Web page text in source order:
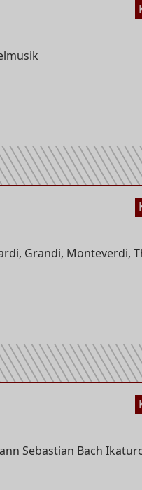
Grandi, Monteverdi,
Sebastian Bach